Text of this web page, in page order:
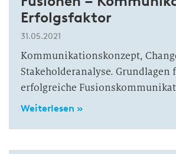
Erfolgsfaktor
31.05.2021
Kommunikationskonzept,
Stakeholderanalyse. Grundlagen
erfolgreiche
Weiterlesen »